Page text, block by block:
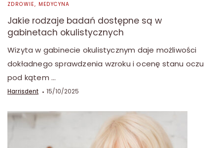
ZDROWIE, MEDYCYNA
Jakie rodzaje badań dostępne są w
gabinetach okulistycznych
Wizyta w gabinecie okulistycznym daje możliwości
dokładnego sprawdzenia wzroku i ocenę stanu oczu
pod kątem …
Harrisdent 15/10/2025